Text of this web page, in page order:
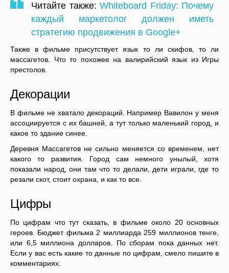
Читайте также: Whiteboard Friday: Почему
каждый маркетолог должен иметь
стратегию продвижения в Google+
Также в фильме присутствует язык то ли скифов, то ли
массагетов. Что то похожее на валирийский язык из Игры
престолов.
Декорации
В фильме не хватало декораций. Например Вавилон у меня
ассоциируется с их башней, а тут только маленький город, и
какое то здание синее.
Деревня Массагетов не сильно меняется со временем, нет
какого то развития. Город сам немного унылый, хотя
показали народ, они там что то делали, дети играли, где то
резали скот, стоит охрана, и как то все.
Цифры
По цифрам что тут сказать, в фильме около 20 основных
героев. Бюджет фильма 2 миллиарда 259 миллионов тенге,
или 6,5 миллиона долларов. По сборам пока данных нет.
Если у вас есть какие то данные по цифрам, смело пишите в
комментариях.